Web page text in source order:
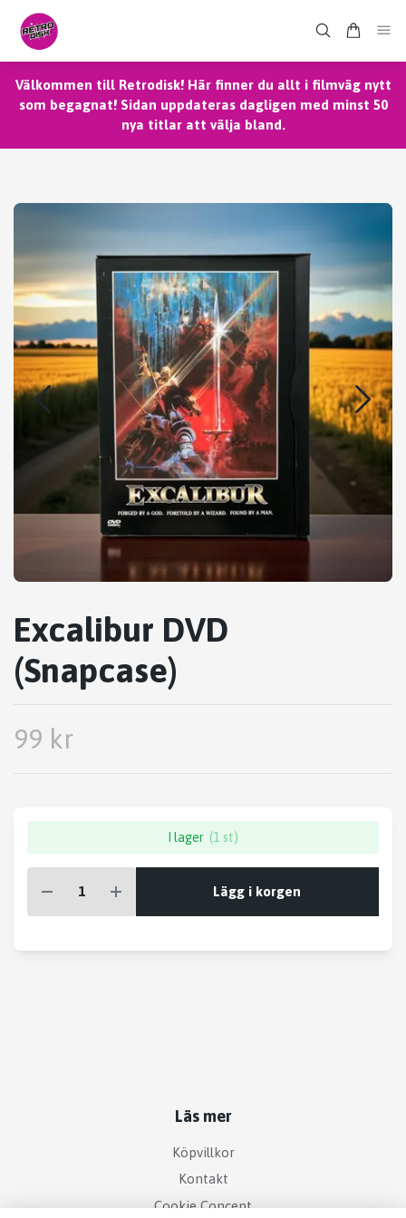
Välkommen till Retrodisk! Här finner du allt i filmväg nytt
som begagnat! Sidan uppdateras dagligen med minst 50
nya titlar att välja bland.
Excalibur DVD
(Snapcase)
99 kr
I lager (1 st)
Lägg i korgen
Läs mer
Köpvillkor
Kontakt
Cookie Concent